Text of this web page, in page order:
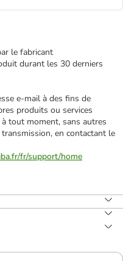
le fabricant
durant les 30 derniers
e‑mail à des fins de
produits ou services
tout moment, sans autres
en contactant le
fr/support/home